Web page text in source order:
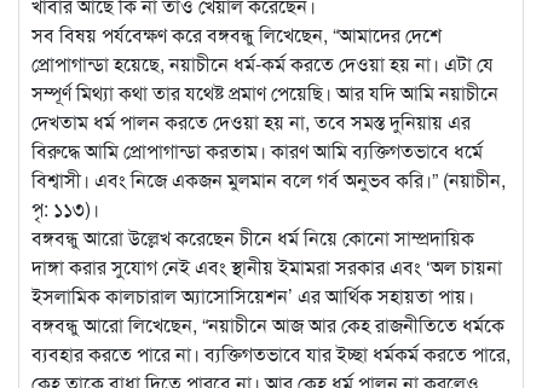
সব বিষয় পর্যবেক্ষণ করে বঙ্গবন্ধু লিখেছেন, “আমাদের দেশে
প্রোপাগান্ডা হয়েছে, নয়াচীনে ধর্ম-কর্ম করতে দেওয়া হয় না। এটা যে
সম্পূর্ণ মিথ্যা কথা তার যথেষ্ট প্রমাণ পেয়েছি। আর যদি আমি নয়াচীনে
দেখতাম ধর্ম পালন করতে দেওয়া হয় না, তবে সমস্ত দুনিয়ায় এর
বিরুদ্ধে আমি প্রোপাগান্ডা করতাম। কারণ আমি ব্যক্তিগতভাবে ধর্মে
বিশ্বাসী। এবং নিজে একজন মুলমান বলে গর্ব অনুভব করি।” (নয়াচীন,
পৃ: ১১৩)।
বঙ্গবন্ধু আরো উল্লেখ করেছেন চীনে ধর্ম নিয়ে কোনো সাম্প্রদায়িক
দাঙ্গা করার সুযোগ নেই এবং স্থানীয় ইমামরা সরকার এবং ‘অল চায়না
ইসলামিক কালচারাল অ্যাসোসিয়েশন’ এর আর্থিক সহায়তা পায়।
বঙ্গবন্ধু আরো লিখেছেন, “নয়াচীনে আজ আর কেহ রাজনীতিতে ধর্মকে
ব্যবহার করতে পারে না। ব্যক্তিগতভাবে যার ইচ্ছা ধর্মকর্ম করতে পারে,
কেহ তাকে বাধা দিতে পারবে না। আর কেহ ধর্ম পালন না করলেও